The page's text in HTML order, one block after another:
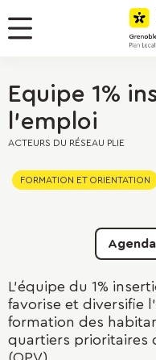
Panneau de gestion des
Menu
Equipe 1%
l'emploi
ACTEURS DU RÉSEAU PLIE
FORMATION ET ORIENTATION
Agenda
L'équipe du 1%
favorise et diversifie
formation des
quartiers prioritaires